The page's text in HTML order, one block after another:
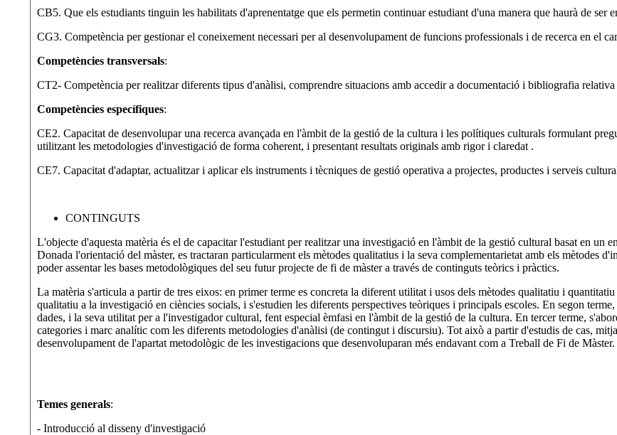
CB5. Que els estudiants tinguin les habilitats d'aprenentatge que els permetin continuar estudiant d'una manera que haurà de ser
CG3. Competència per gestionar el coneixement necessari per al desenvolupament de funcions professionals i de recerca en el
Competències transversals:
CT2- Competència per realitzar diferents tipus d'anàlisi, comprendre situacions amb accedir a documentació i bibliografia relativa
Competències específiques:
CE2. Capacitat de desenvolupar una recerca avançada en l'àmbit de la gestió de la cultura i les polítiques culturals formulant
utilitzant les metodologies d'investigació de forma coherent, i presentant resultats originals amb rigor i claredat .
CE7. Capacitat d'adaptar, actualitzar i aplicar els instruments i tècniques de gestió operativa a projectes, productes i serveis
CONTINGUTS
L'objecte d'aquesta matèria és el de capacitar l'estudiant per realitzar una investigació en l'àmbit de la gestió cultural basat en un
Donada l'orientació del màster, es tractaran particularment els mètodes qualitatius i la seva complementarietat amb els mètodes
poder assentar les bases metodològiques del seu futur projecte de fi de màster a través de continguts teòrics i pràctics.
La matèria s'articula a partir de tres eixos: en primer terme es concreta la diferent utilitat i usos dels mètodes qualitatiu i
qualitatiu a la investigació en ciències socials, i s'estudien les diferents perspectives teòriques i principals escoles. En segon
dades, i la seva utilitat per a l'investigador cultural, fent especial èmfasi en l'àmbit de la gestió de la cultura. En tercer terme,
categories i marc analític com les diferents metodologies d'anàlisi (de contingut i discursiu). Tot això a partir d'estudis de cas,
desenvolupament de l'apartat metodològic de les investigacions que desenvoluparan més endavant com a Treball de Fi de Màster.
Temes generals:
- Introducció al disseny d'investigació